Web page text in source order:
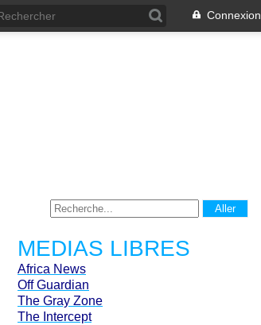
Connexion
MEDIAS LIBRES
Africa News
Off Guardian
The Gray Zone
The Intercept